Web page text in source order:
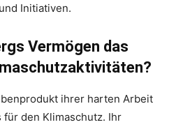
Initiativen.
Vermögen das
ihrer harten Arbeit
für den Klimaschutz. Ihr